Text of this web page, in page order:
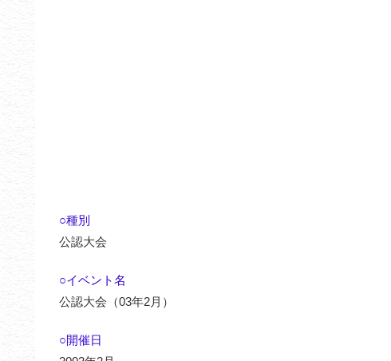
○種別
公認大会
○イベント名
公認大会（03年2月）
○開催日